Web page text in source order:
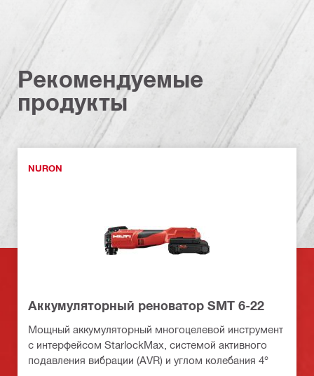
Рекомендуемые
продукты
NURON
Аккумуляторный реноватор SMT 6-22
Мощный аккумуляторный многоцелевой инструмент
с интерфейсом StarlockMax, системой активного
подавления вибрации (AVR) и углом колебания 4°